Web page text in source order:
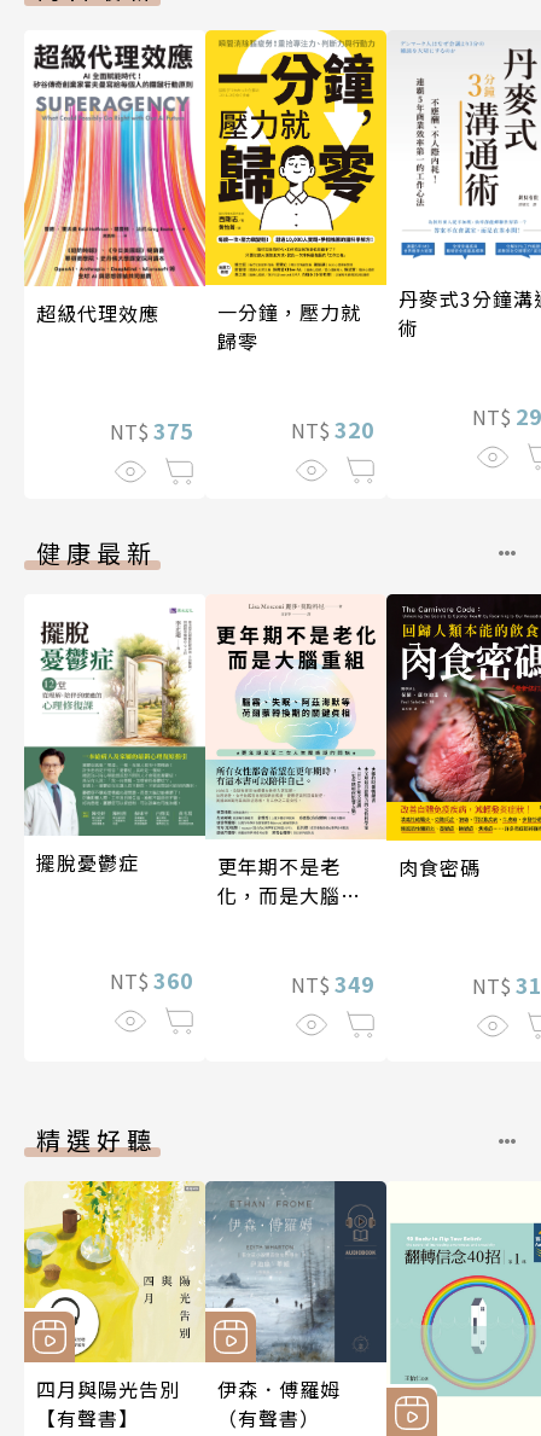
超級代理效應
NT$ 375
一分鐘，壓力就
歸零
NT$ 320
丹麥式3分鐘溝
術
NT$
健康最新
擺脫憂鬱症
NT$ 360
更年期不是老
化，而是大腦重
NT$ 349
肉食密碼
NT$
精選好聽
四月與陽光告別
【有聲書】
伊森．傅羅姆
（有聲書）